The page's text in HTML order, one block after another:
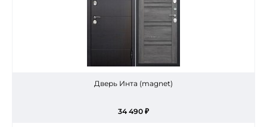
Дверь Инта (magnet)
34 490 ₽